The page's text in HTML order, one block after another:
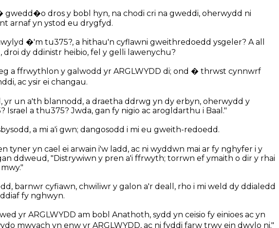
gwedd�o dros y bobl hyn, na chodi cri na gweddi, oherwydd ni
arnaf yn ystod eu drygfyd.
�'m tu375?, a hithau'n cyflawni gweithredoedd ysgeler? A all
droi dy ddinistr heibio, fel y gelli lawenychu?
a ffrwythlon y galwodd yr ARGLWYDD di; ond � thrwst cynnwrf
ac ysir ei changau.
yr un a'th blannodd, a draetha ddrwg yn dy erbyn, oherwydd y
Israel a thu375? Jwda, gan fy nigio ac arogldarthu i Baal."
a mi a'i gwn; dangosodd i mi eu gweith-redoedd.
tyner yn cael ei arwain i'w ladd, ac ni wyddwn mai ar fy nghyfer i y
ddweud, "Distrywiwn y pren a'i ffrwyth; torrwn ef ymaith o dir y rhai
barnwr cyfiawn, chwiliwr y galon a'r deall, rho i mi weld dy ddialedd
fy nghwyn.
yr ARGLWYDD am bobl Anathoth, sydd yn ceisio fy einioes ac yn
mwyach yn enw yr ARGLWYDD, ac ni fyddi farw trwy ein dwylo ni."